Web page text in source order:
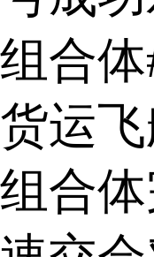
组合
货运
组合